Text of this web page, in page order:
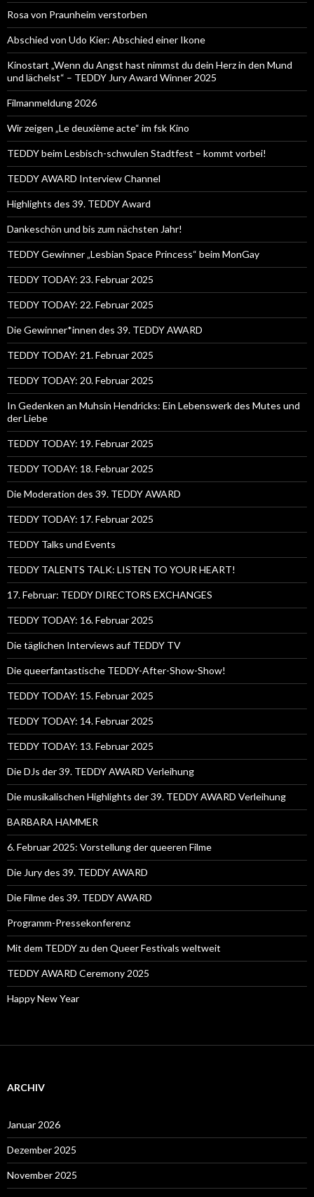
Rosa von Praunheim verstorben
Abschied von Udo Kier: Abschied einer Ikone
Kinostart „Wenn du Angst hast nimmst du dein Herz in den Mund
und lächelst“ – TEDDY Jury Award Winner 2025
Filmanmeldung 2026
Wir zeigen „Le deuxième acte“ im fsk Kino
TEDDY beim Lesbisch-schwulen Stadtfest – kommt vorbei!
TEDDY AWARD Interview Channel
Highlights des 39. TEDDY Award
Dankeschön und bis zum nächsten Jahr!
TEDDY Gewinner „Lesbian Space Princess“ beim MonGay
TEDDY TODAY: 23. Februar 2025
TEDDY TODAY: 22. Februar 2025
Die Gewinner*innen des 39. TEDDY AWARD
TEDDY TODAY: 21. Februar 2025
TEDDY TODAY: 20. Februar 2025
In Gedenken an Muhsin Hendricks: Ein Lebenswerk des Mutes und
der Liebe
TEDDY TODAY: 19. Februar 2025
TEDDY TODAY: 18. Februar 2025
Die Moderation des 39. TEDDY AWARD
TEDDY TODAY: 17. Februar 2025
TEDDY Talks und Events
TEDDY TALENTS TALK: LISTEN TO YOUR HEART!
17. Februar: TEDDY DIRECTORS EXCHANGES
TEDDY TODAY: 16. Februar 2025
Die täglichen Interviews auf TEDDY TV
Die queerfantastische TEDDY-After-Show-Show!
TEDDY TODAY: 15. Februar 2025
TEDDY TODAY: 14. Februar 2025
TEDDY TODAY: 13. Februar 2025
Die DJs der 39. TEDDY AWARD Verleihung
Die musikalischen Highlights der 39. TEDDY AWARD Verleihung
BARBARA HAMMER
6. Februar 2025: Vorstellung der queeren Filme
Die Jury des 39. TEDDY AWARD
Die Filme des 39. TEDDY AWARD
Programm-Pressekonferenz
Mit dem TEDDY zu den Queer Festivals weltweit
TEDDY AWARD Ceremony 2025
Happy New Year
ARCHIV
Januar 2026
Dezember 2025
November 2025